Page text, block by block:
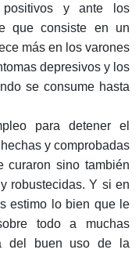
positivos y ante los
que consiste en un
más en los varones
depresivos y los
se consume hasta
para detener el
y comprobadas
curaron sino también
robustecidas. Y si en
estimo lo bien que le
todo a muchas
del buen uso de la